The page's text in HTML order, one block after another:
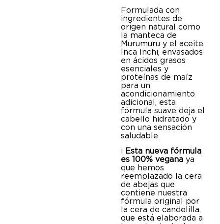
Formulada con
ingredientes de
origen natural como
la manteca de
Murumuru y el aceite
Inca Inchi, envasados
en ácidos grasos
esenciales y
proteínas de maíz
para un
acondicionamiento
adicional, esta
fórmula suave deja el
cabello hidratado y
con una sensación
saludable.
¡ Esta nueva fórmula
es 100% vegana ya
que hemos
reemplazado la cera
de abejas que
contiene nuestra
fórmula original por
la cera de candelilla,
que está elaborada a